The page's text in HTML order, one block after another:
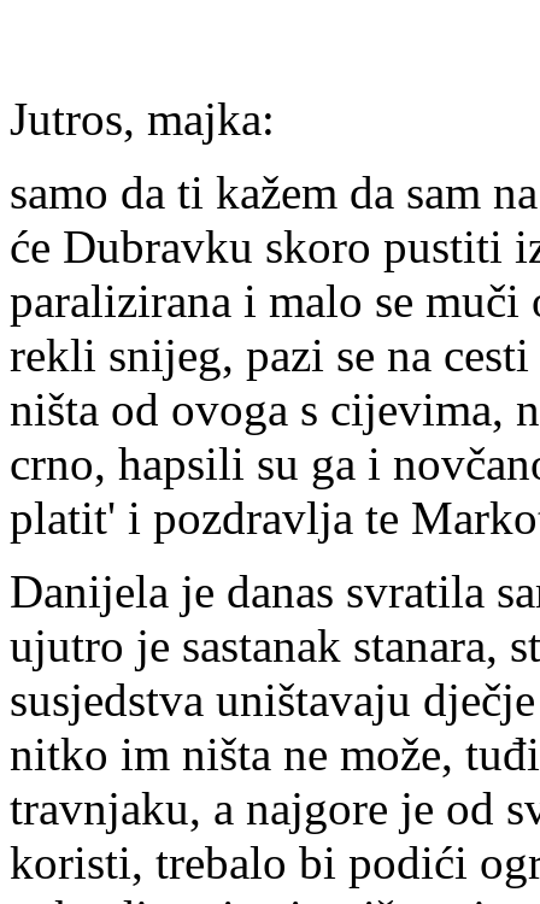
Jutros, majka:
samo da ti kažem da sam
će Dubravku skoro pustiti
paralizirana i malo se
rekli snijeg, pazi se na
ništa od ovoga s cijevima,
crno, hapsili su ga i
platit' i pozdravlja te
Danijela je danas svratila
ujutro je sastanak stanara,
susjedstva uništavaju
nitko im ništa ne može,
travnjaku, a najgore je od
koristi, trebalo bi podići